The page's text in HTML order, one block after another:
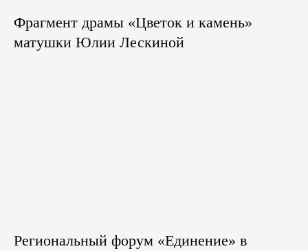
Фрагмент драмы «Цветок и камень»
матушки Юлии Лескиной
Региональный форум «Единение» в